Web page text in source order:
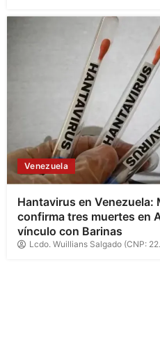
Venezuela
Hantavirus en Venezuela:
confirma tres muertes en
vínculo con Barinas
Lcdo. Wuillians Salgado (CNP: